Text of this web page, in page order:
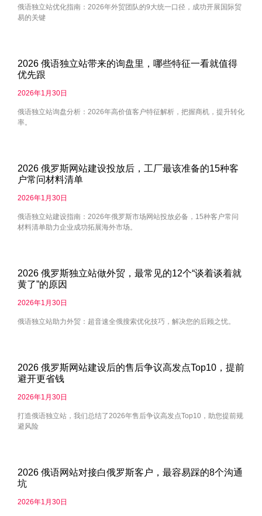
俄语独立站优化指南：2026年外贸团队的9大统一口径，成功开展国际贸
易的关键
2026 俄语独立站带来的询盘里，哪些特征一看就值得
优先跟
2026年1月30日
俄语独立站询盘分析：2026年高价值客户特征解析，把握商机，提升转化
率。
2026 俄罗斯网站建设投放后，工厂最该准备的15种客
户常问材料清单
2026年1月30日
俄语独立站建设指南：2026年俄罗斯市场网站投放必备，15种客户常问
材料清单助力企业成功拓展海外市场。
2026 俄罗斯独立站做外贸，最常见的12个“谈着谈着就
黄了”的原因
2026年1月30日
俄语独立站助力外贸：超音速全俄搜索优化技巧，解决您的后顾之忧。
2026 俄罗斯网站建设后的售后争议高发点Top10，提前
避开更省钱
2026年1月30日
打造俄语独立站，我们总结了2026年售后争议高发点Top10，助您提前规
避风险
2026 俄语网站对接白俄罗斯客户，最容易踩的8个沟通
坑
2026年1月30日